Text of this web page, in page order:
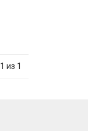
1 из 1